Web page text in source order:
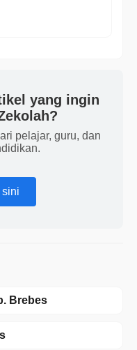
yang ingin
pelajar, guru, dan
sini
Brebes